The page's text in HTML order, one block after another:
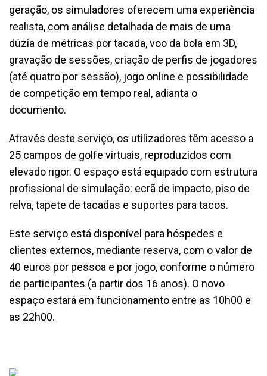
geração, os simuladores oferecem uma experiência
realista, com análise detalhada de mais de uma
dúzia de métricas por tacada, voo da bola em 3D,
gravação de sessões, criação de perfis de jogadores
(até quatro por sessão), jogo online e possibilidade
de competição em tempo real, adianta o
documento.
Através deste serviço, os utilizadores têm acesso a
25 campos de golfe virtuais, reproduzidos com
elevado rigor. O espaço está equipado com estrutura
profissional de simulação: ecrã de impacto, piso de
relva, tapete de tacadas e suportes para tacos.
Este serviço está disponível para hóspedes e
clientes externos, mediante reserva, com o valor de
40 euros por pessoa e por jogo, conforme o número
de participantes (a partir dos 16 anos). O novo
espaço estará em funcionamento entre as 10h00 e
as 22h00.